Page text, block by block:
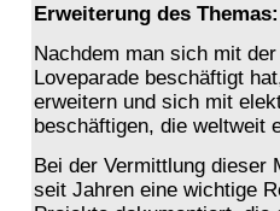
Erweiterung des Themas:
Nachdem man sich mit
Loveparade beschäftigt
erweitern und sich mit
beschäftigen, die weltweit
Bei der Vermittlung dieser
seit Jahren eine wichtige